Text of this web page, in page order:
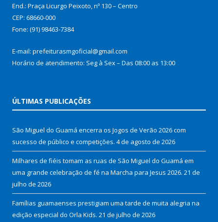
End.: Praça Licurgo Peixoto, nº 130 – Centro
CEP: 68660-000
Fone: (91) 98463-7384
E-mail: prefeiturasmgoficial@gmail.com
Horário de atendimento: Seg à Sex – Das 08:00 as 13:00
ÚLTIMAS PUBLICAÇÕES
São Miguel do Guamá encerra os Jogos de Verão 2026 com
sucesso de público e competições. 4 de agosto de 2026
Milhares de fiéis tomam as ruas de São Miguel do Guamá em
uma grande celebração de fé na Marcha para Jesus 2026. 21 de
julho de 2026
Famílias guamaenses prestigiam uma tarde de muita alegria na
edição especial do Orla Kids. 21 de julho de 2026